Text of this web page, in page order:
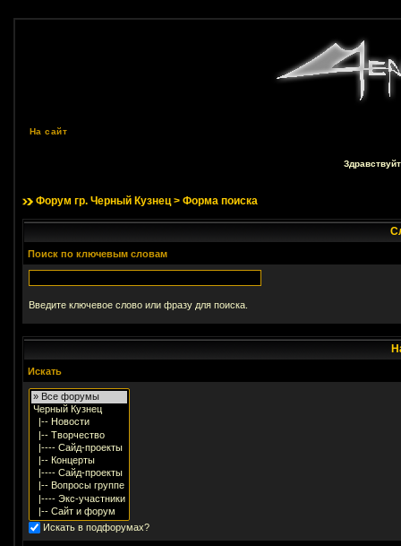
На сайт
Форум гр. Черный Кузнец> Форма поиска
Поиск по ключевым словам
Введите ключевое слово или фразу для поиска.
Искать
Искать в подфорумах?